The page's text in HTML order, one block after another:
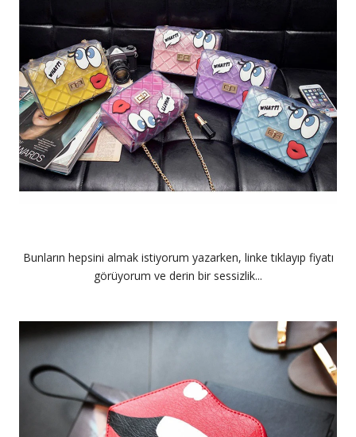
Bunların hepsini almak istiyorum yazarken, linke tıklayıp fiyatı
görüyorum ve derin bir sessizlik...